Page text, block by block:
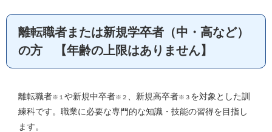
離転職者または新規学卒者（中・高など）
の方 【年齢の上限はありません】
離転職者※１ や新規中卒者※２ 、新規高卒者※３ を対象とした訓
練科です。職業に必要な専門的な知識・技能の習得を目指し
ます。